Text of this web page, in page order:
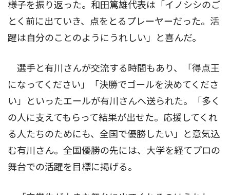
様子を振り返った。和田篤雄代表は「イノシシのご
とく前に出ていき、点をとるプレーヤーだった。活
躍は自分のことのようにうれしい」と喜んだ。
選手と有川さんが交流する時間もあり、「得点王
になってください」「決勝でゴールを決めてくださ
い」といったエールが有川さんへ送られた。「多く
の人に支えてもらって結果が出せた。応援してくれ
る人たちのためにも、全国で優勝したい」と意気込
む有川さん。全国優勝の先には、大学を経てプロの
舞台での活躍を目標に掲げる。